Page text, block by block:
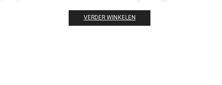
VERDER WINKELEN